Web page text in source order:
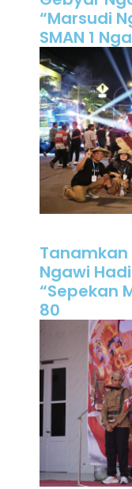
“Marsudi
SMAN 1
Tanamkan
Ngawi
“Sepekan
80